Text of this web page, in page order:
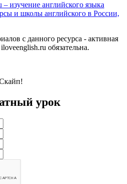
– изучение английского языка
и школы английского в России,
с данного ресурса - активная
обязательна.
урок